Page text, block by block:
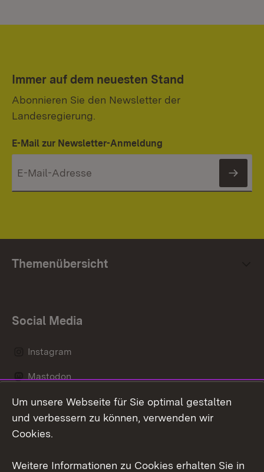
Immer auf dem neuesten Stand
Abonnieren Sie den Newsletter der
Landesregierung.
E-Mail zur Newsletter-Anmeldung
Themenübersicht
Social Media
Instagram
Mastodon
Messenger
Um unsere Webseite für Sie optimal gestalten
und verbessern zu können, verwenden wir
Cookies.
Weitere Informationen zu Cookies erhalten Sie in